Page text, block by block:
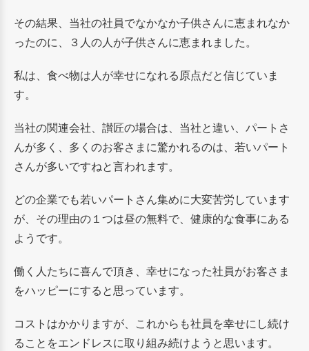
その結果、当社の社員でなかなか子供さんに恵まれなか
ったのに、３人の人が子供さんに恵まれました。
私は、食べ物は人が幸せになれる原点だと信じていま
す。
当社の関連会社、讃匠の場合は、当社と違い、パートさ
んが多く、多くのお客さまに驚かれるのは、若いパート
さんが多いですねと言われます。
どの企業でも若いパートさん集めに大変苦労しています
が、その理由の１つは昼の無料で、健康的な食事にある
ようです。
働く人たちに喜んで頂き、幸せになった社員がお客さま
をハッピーにすると思っています。
コストはかかりますが、これからも社員を幸せにし続け
ることをエンドレスに取り組み続けようと思います。